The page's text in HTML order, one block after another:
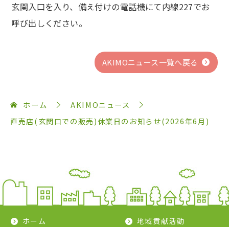
玄関入口を入り、備え付けの電話機にて内線227でお
呼び出しください。
AKIMOニュース一覧へ戻る
ホーム
AKIMOニュース
直売店(玄関口での販売)休業日のお知らせ(2026年6月)
ホーム 地域貢献活動